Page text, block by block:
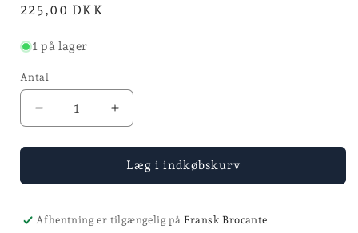
Normalpris
225,00 DKK
1 på lager
Antal
Reducer
antallet
for
karaffel
Øg
antallet
for
Pernod
karaffel
Læg i indkøbskurv
Afhentning er tilgængelig på Fransk Brocante